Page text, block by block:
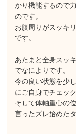
かり機能するので
のです。
お腹周りがスッキ
です。
あたまと全身スッ
でなによりです。
今の良い状態を少
にご自身でチェッ
そして体軸重心の
言ったズレ始めた